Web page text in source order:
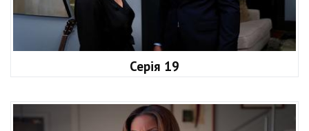
Серія 19